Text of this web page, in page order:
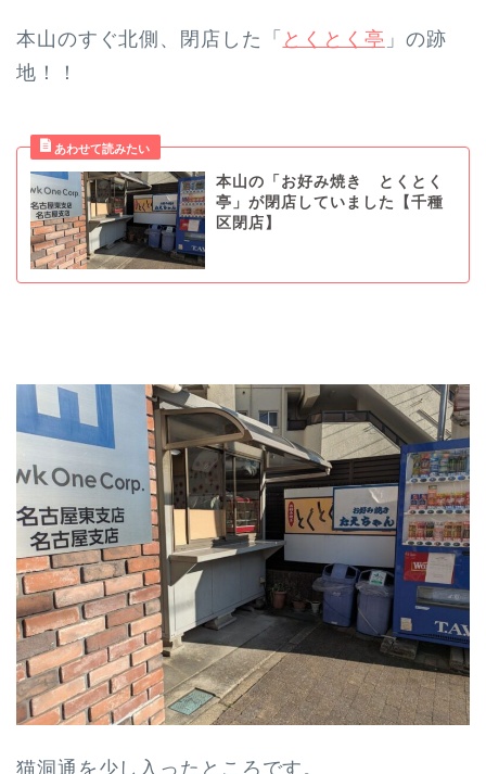
本山のすぐ北側、閉店した「 とくとく亭 」の跡
地！！
本山の「お好み焼き とくとく
亭」が閉店していました【千種
区閉店】
猫洞通を少し入ったところです。